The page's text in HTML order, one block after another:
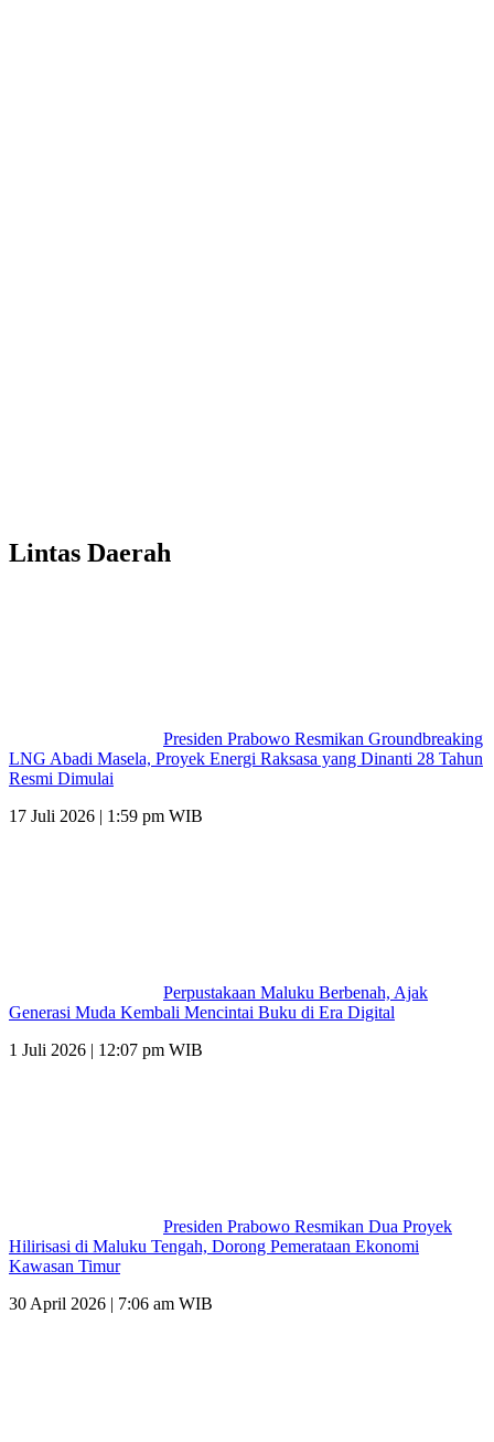
Lintas Daerah
Presiden Prabowo Resmikan Groundbreaking
LNG Abadi Masela, Proyek Energi Raksasa yang Dinanti 28 Tahun
Resmi Dimulai
17 Juli 2026 | 1:59 pm WIB
Perpustakaan Maluku Berbenah, Ajak
Generasi Muda Kembali Mencintai Buku di Era Digital
1 Juli 2026 | 12:07 pm WIB
Presiden Prabowo Resmikan Dua Proyek
Hilirisasi di Maluku Tengah, Dorong Pemerataan Ekonomi
Kawasan Timur
30 April 2026 | 7:06 am WIB